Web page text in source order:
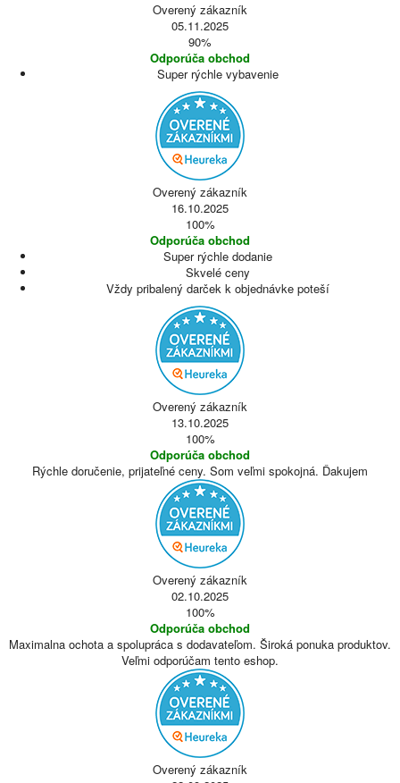
Overený zákazník
05.11.2025
90%
Odporúča obchod
Super rýchle vybavenie
Overený zákazník
16.10.2025
100%
Odporúča obchod
Super rýchle dodanie
Skvelé ceny
Vždy pribalený darček k objednávke poteší
Overený zákazník
13.10.2025
100%
Odporúča obchod
Rýchle doručenie, prijateľné ceny. Som veľmi spokojná. Ďakujem
Overený zákazník
02.10.2025
100%
Odporúča obchod
Maximalna ochota a spolupráca s dodavateľom. Široká ponuka produktov.
Veľmi odporúčam tento eshop.
Overený zákazník